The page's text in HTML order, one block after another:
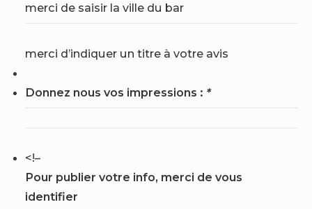
merci de saisir la ville du bar
merci d’indiquer un titre à votre avis
Donnez nous vos impressions : *
<!–
Pour publier votre info, merci de vous
identifier